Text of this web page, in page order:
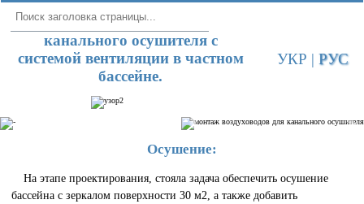
УКР | РУС
канального осушителя с
системой вентиляции в частном
бассейне.
Осушение:
На этапе проектирования, стояла задача обеспечить осушение
бассейна с зеркалом поверхности 30 м2, а также добавить